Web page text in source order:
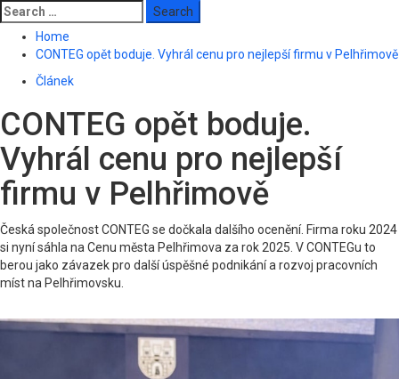
Search
for:
Home
CONTEG opět boduje. Vyhrál cenu pro nejlepší firmu v Pelhřimově
Článek
CONTEG opět boduje.
Vyhrál cenu pro nejlepší
firmu v Pelhřimově
Česká společnost CONTEG se dočkala dalšího ocenění. Firma roku 2024
si nyní sáhla na Cenu města Pelhřimova za rok 2025. V CONTEGu to
berou jako závazek pro další úspěšné podnikání a rozvoj pracovních
míst na Pelhřimovsku.